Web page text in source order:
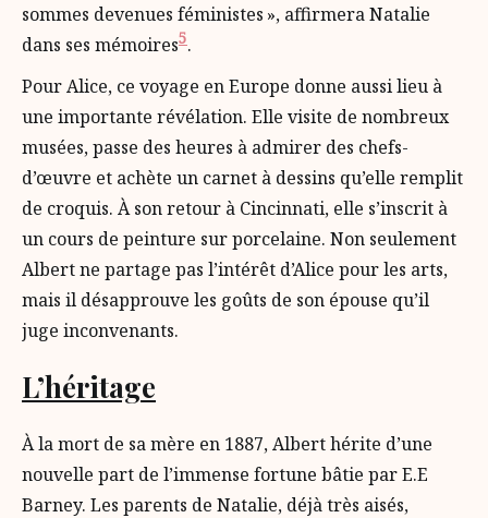
sommes devenues féministes », affirmera Natalie
dans ses mémoires5.
Pour Alice, ce voyage en Europe donne aussi lieu à
une importante révélation. Elle visite de nombreux
musées, passe des heures à admirer des chefs-
d’œuvre et achète un carnet à dessins qu’elle remplit
de croquis. À son retour à Cincinnati, elle s’inscrit à
un cours de peinture sur porcelaine. Non seulement
Albert ne partage pas l’intérêt d’Alice pour les arts,
mais il désapprouve les goûts de son épouse qu’il
juge inconvenants.
L’héritage
À la mort de sa mère en 1887, Albert hérite d’une
nouvelle part de l’immense fortune bâtie par E.E
Barney. Les parents de Natalie, déjà très aisés,